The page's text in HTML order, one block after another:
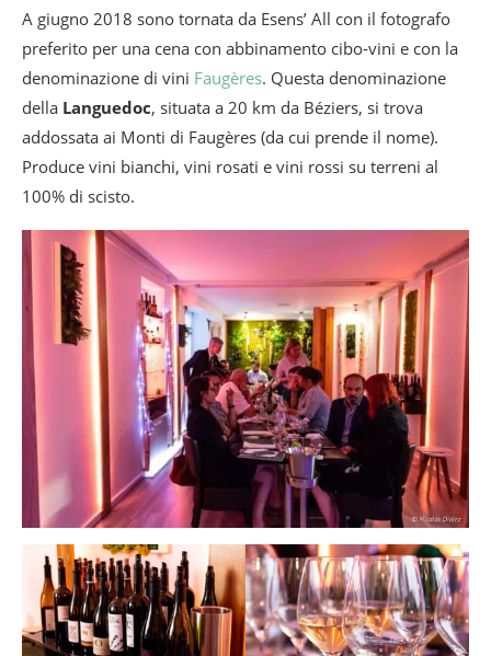
A giugno 2018 sono tornata da Esens’ All con il fotografo
preferito per una cena con abbinamento cibo-vini e con la
denominazione di vini Faugères. Questa denominazione
della Languedoc, situata a 20 km da Béziers, si trova
addossata ai Monti di Faugères (da cui prende il nome).
Produce vini bianchi, vini rosati e vini rossi su terreni al
100% di scisto.